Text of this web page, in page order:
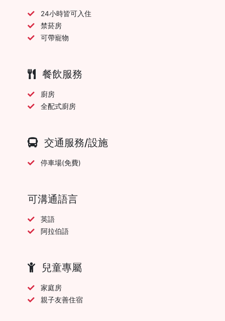
24小時皆可入住
禁菸房
可帶寵物
餐飲服務
廚房
全配式廚房
交通服務/設施
停車場(免費)
可溝通語言
英語
阿拉伯語
兒童專屬
家庭房
親子友善住宿